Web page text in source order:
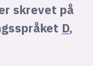
skrevet på
D,